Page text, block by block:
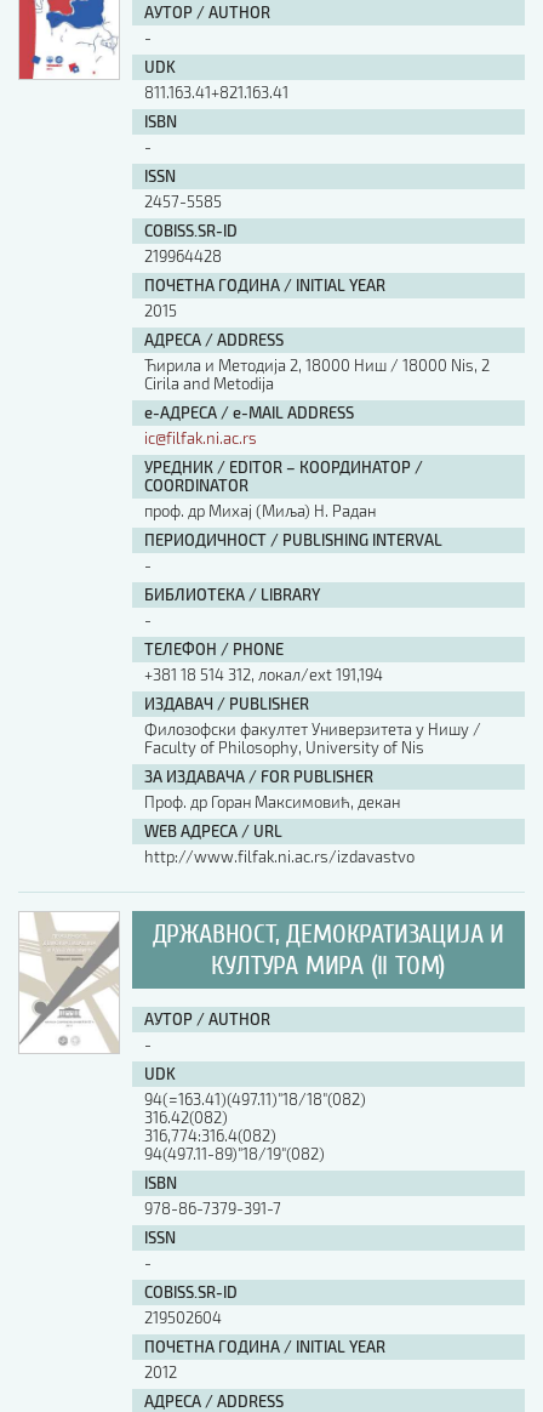
АУТОР / AUTHOR
-
UDK
811.163.41+821.163.41
ISBN
-
ISSN
2457-5585
COBISS.SR-ID
219964428
ПОЧЕТНА ГОДИНА / INITIAL YEAR
2015
АДРЕСА / ADDRESS
Ћирила и Методија 2, 18000 Ниш / 18000 Nis, 2
Cirila and Metodija
е-АДРЕСА / e-MAIL ADDRESS
ic@filfak.ni.ac.rs
УРЕДНИК / EDITOR – КООРДИНАТОР /
COORDINATOR
проф. др Михај (Миља) Н. Радан
ПЕРИОДИЧНОСТ / PUBLISHING INTERVAL
-
БИБЛИОТЕКА / LIBRARY
-
ТЕЛЕФОН / PHONE
+381 18 514 312, локал/ext 191,194
ИЗДАВАЧ / PUBLISHER
Филозофски факултет Универзитета у Нишу /
Faculty of Philosophy, University of Nis
ЗА ИЗДАВАЧА / FOR PUBLISHER
Проф. др Горан Максимовић, декан
WEB АДРЕСА / URL
http://www.filfak.ni.ac.rs/izdavastvo
ДРЖАВНОСТ, ДЕМОКРАТИЗАЦИЈА И
КУЛТУРА МИРА (II ТОМ)
АУТОР / AUTHOR
-
UDK
94(=163.41)(497.11)"18/18"(082)
316.42(082)
316,774:316.4(082)
94(497.11-89)"18/19"(082)
ISBN
978-86-7379-391-7
ISSN
-
COBISS.SR-ID
219502604
ПОЧЕТНА ГОДИНА / INITIAL YEAR
2012
АДРЕСА / ADDRESS